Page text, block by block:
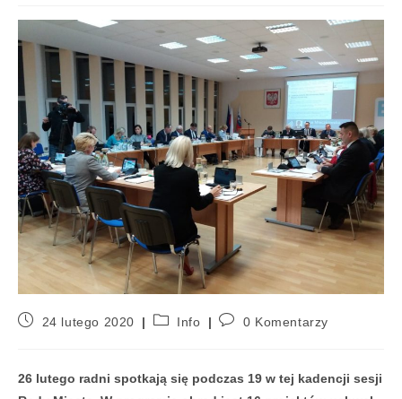
24 lutego 2020 Info 0 Komentarzy
26 lutego radni spotkają się podczas 19 w tej kadencji sesji